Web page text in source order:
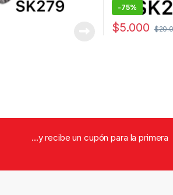
-75%
$5.000 $
...y recibe un cupón para la primera